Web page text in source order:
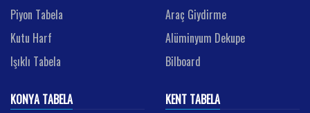
Piyon Tabela
Kutu Harf
Işıklı Tabela
Araç Giydirme
Alüminyum Dekupe
Bilboard
KONYA TABELA
KENT TABELA